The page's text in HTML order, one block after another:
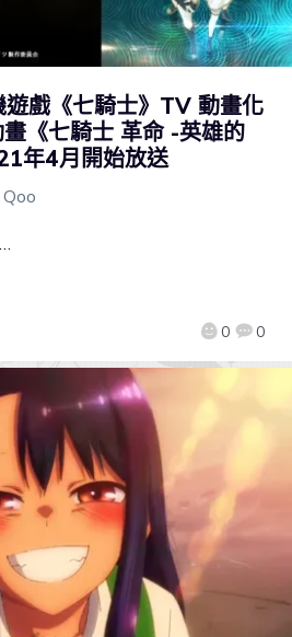
遊戲《七騎士》TV 動畫化
《七騎士 革命 -英雄的
年4月開始放送
Qoo
0 0